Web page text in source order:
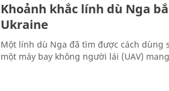
Khoảnh khắc lính dù Nga
Ukraine
Một lính dù Nga đã tìm được cách dùng
một máy bay không người lái (UAV)